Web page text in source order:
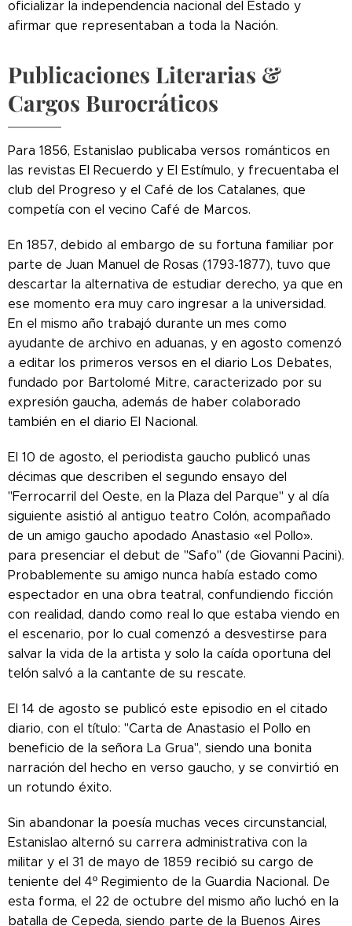
oficializar la independencia nacional del Estado y
afirmar que representaban a toda la Nación.
Publicaciones Literarias &
Cargos Burocráticos
Para 1856, Estanislao publicaba versos románticos en
las revistas El Recuerdo y El Estímulo, y frecuentaba el
club del Progreso y el Café de los Catalanes, que
competía con el vecino Café de Marcos.
En 1857, debido al embargo de su fortuna familiar por
parte de Juan Manuel de Rosas (1793-1877), tuvo que
descartar la alternativa de estudiar derecho, ya que en
ese momento era muy caro ingresar a la universidad.
En el mismo año trabajó durante un mes como
ayudante de archivo en aduanas, y en agosto comenzó
a editar los primeros versos en el diario Los Debates,
fundado por Bartolomé Mitre, caracterizado por su
expresión gaucha, además de haber colaborado
también en el diario El Nacional.
El 10 de agosto, el periodista gaucho publicó unas
décimas que describen el segundo ensayo del
"Ferrocarril del Oeste, en la Plaza del Parque" y al día
siguiente asistió al antiguo teatro Colón, acompañado
de un amigo gaucho apodado Anastasio «el Pollo».
para presenciar el debut de "Safo" (de Giovanni Pacini).
Probablemente su amigo nunca había estado como
espectador en una obra teatral, confundiendo ficción
con realidad, dando como real lo que estaba viendo en
el escenario, por lo cual comenzó a desvestirse para
salvar la vida de la artista y solo la caída oportuna del
telón salvó a la cantante de su rescate.
​El 14 de agosto se publicó este episodio en el citado
diario, con el título: "Carta de Anastasio el Pollo en
beneficio de la señora La Grua", siendo una bonita
narración del hecho en verso gaucho, y se convirtió en
un rotundo éxito.
Sin abandonar la poesía muchas veces circunstancial,
Estanislao alternó su carrera administrativa con la
militar y el 31 de mayo de 1859 recibió su cargo de
teniente del 4º Regimiento de la Guardia Nacional. De
esta forma, el 22 de octubre del mismo año luchó en la
batalla de Cepeda, siendo parte de la Buenos Aires